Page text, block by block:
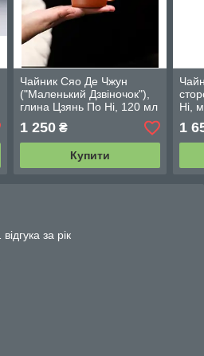
Чайник Сяо Де Чжун
("Маленький Дзвіночок"),
глина Цзянь По Ні, 120 мл
1 250₴
Купити
Ні,
мл
1
за рік